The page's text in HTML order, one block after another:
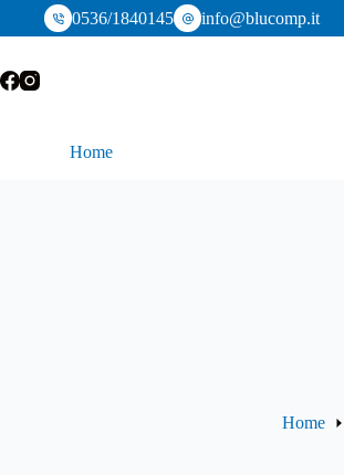
0536/1840145 info@blucomp.it
Home
Home